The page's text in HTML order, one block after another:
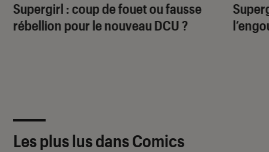
Supergirl : coup de fouet ou fausse
rébellion pour le nouveau DCU ?
Les plus lus dans Comics